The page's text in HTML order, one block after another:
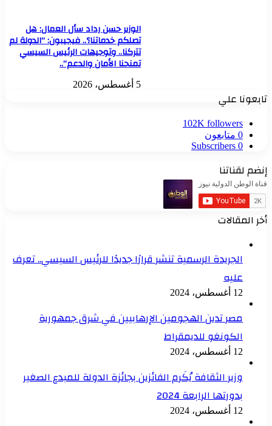
الوزير حسن رداد سأل العمال: هل
تصلكم خدماتنا؟.. فيجيبون: “الدولة لم
تتركنا.. وتوجيهات الرئيس السيسي
تمنحنا الأمان والدعم”..
5 أغسطس، 2026
تابعونا علي
102K followers
0 متابعون
0
Subscribers
إنضم لقناتنا
أخر المقالات
الجريدة الرسمية تنشر قرارًا جديدًا للرئيس السيسي.. تعرف
عليه
12 أغسطس، 2024
مصر تدين الهجومين الإرهابيين في شرق جمهورية
الكونغو للديمقراط
12 أغسطس، 2024
وزير الثقافة يُكَرم الفائزين بجائزة الدولة للمبدع الصغير
بدورتها الرابعة 2024
12 أغسطس، 2024